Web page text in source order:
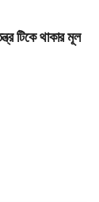
টিকে থাকার মূল